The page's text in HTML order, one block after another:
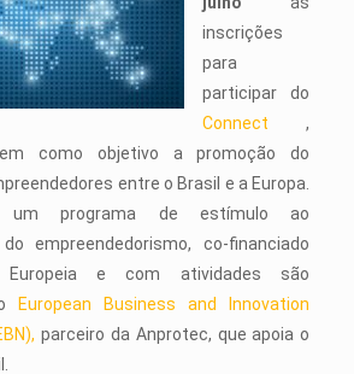
inscrições
para
participar do
Connect ,
como objetivo a promoção do
entre o Brasil e a Europa.
programa de estímulo ao
empreendedorismo, co-financiado
Europeia e com atividades são
European Business and Innovation
parceiro da Anprotec, que apoia o